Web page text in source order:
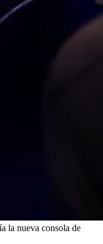
la nueva consola de